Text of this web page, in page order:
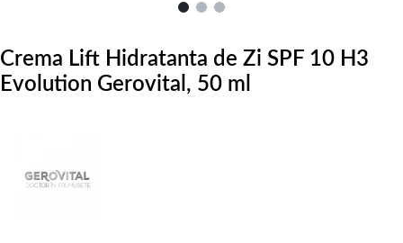
Crema Lift Hidratanta de Zi SPF 10 H3
Evolution Gerovital, 50 ml